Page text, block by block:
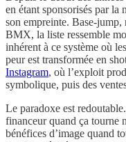
en étant sponsorisés par la
son empreinte. Base-
BMX, la liste ressemble
inhérent à ce système où
peur est transformée en
Instagram, où l’exploit
symbolique, puis des
Le paradoxe est
financeur quand ça tourne
bénéfices d’image quand